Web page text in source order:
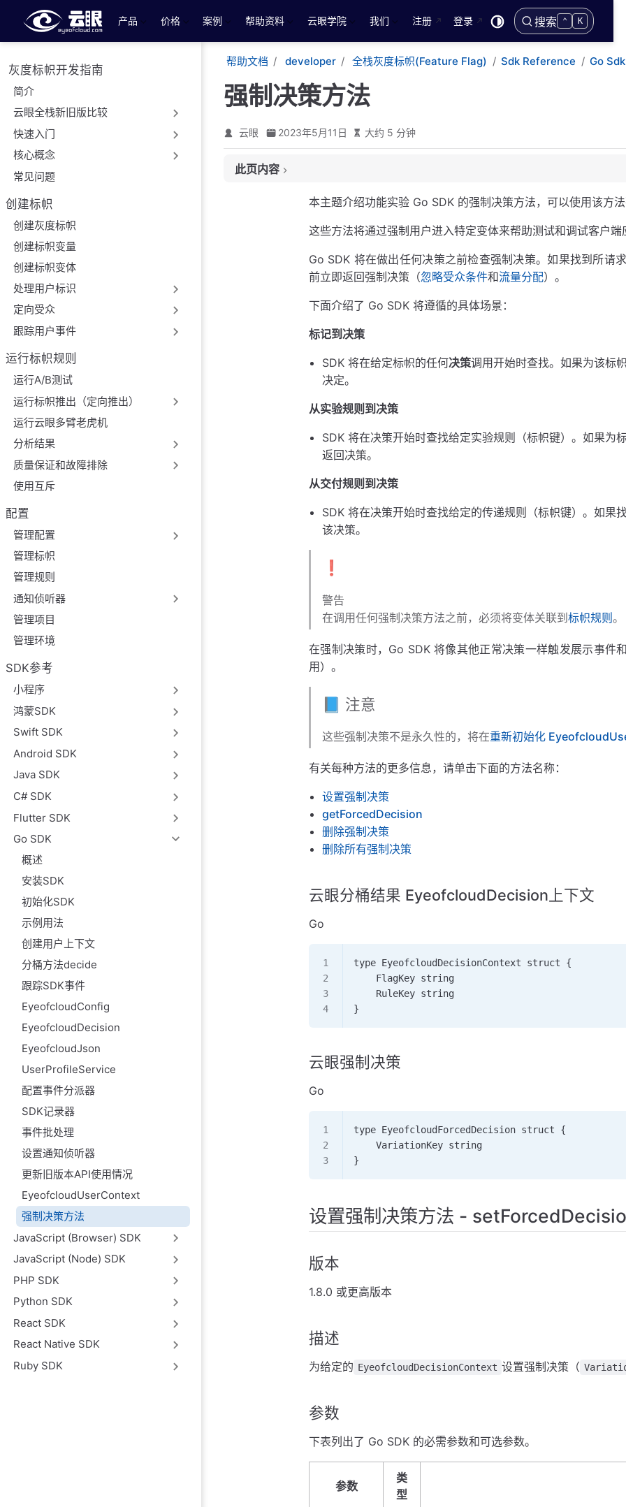
跳至主要內容
产品
价格 案例 帮助资料 云眼学院 我们 注册 登录 搜索 ⌃ K
灰度标帜开发指南
简介
云眼全栈新旧版比较
快速入门
核心概念
常见问题
创建标帜
创建灰度标帜
创建标帜变量
创建标帜变体
处理用户标识
定向受众
跟踪用户事件
运行标帜规则
运行A/B测试
运行标帜推出（定向推出）
运行云眼多臂老虎机
分析结果
质量保证和故障排除
使用互斥
配置
管理配置
管理标帜
管理规则
通知侦听器
管理项目
管理环境
SDK参考
小程序
鸿蒙SDK
Swift SDK
Android SDK
Java SDK
C# SDK
Flutter SDK
Go SDK
概述
安装SDK
初始化SDK
示例用法
创建用户上下文
分桶方法decide
跟踪SDK事件
EyeofcloudConfig
EyeofcloudDecision
EyeofcloudJson
UserProfileService
配置事件分派器
SDK记录器
事件批处理
设置通知侦听器
更新旧版本API使用情况
EyeofcloudUserContext
强制决策方法
JavaScript (Browser) SDK
JavaScript (Node) SDK
PHP SDK
Python SDK
React SDK
React Native SDK
Ruby SDK
帮助文档 developer 全栈灰度标帜(Feature Flag) Sdk Reference Go Sdk
强制决策方法
云眼 2023年5月11日 大约 5 分钟
此页内容
设置强制决策方法 - setForcedDecision（）
删除强制决策方法 - 删除强制决策（）
删除强制决策方法 - 删除强制决策（）
删除所有强制决策方法 - 删除所有强制决策（）
本主题介绍功能实验 Go SDK 的强制决策方法，可以使用该方
这些方法将通过强制用户进入特定变体来帮助测试和调试客户
Go SDK 将在做出任何决策之前检查强制决策。如果找到所请
前立即返回强制决策（忽略受众条件和流量分配）。
下面介绍了 Go SDK 将遵循的具体场景：
标记到决策
SDK 将在给定标帜的任何决策调用开始时查找。如果为该标
决定。
从实验规则到决策
SDK 将在决策开始时查找给定实验规则（标帜键）。如果为
返回决策。
从交付规则到决策
SDK 将在决策开始时查找给定的传递规则（标帜键）。如果
该决策。
❗️
警告
在调用任何强制决策方法之前，必须将变体关联到标帜规则。
在强制决策时，Go SDK 将像其他正常决策一样触发展示事件
用）。
📘 注意
这些强制决策不是永久性的，将在重新初始化
有关每种方法的更多信息，请单击下面的方法名称：
设置强制决策
getForcedDecision
删除强制决策
删除所有强制决策
云眼分桶结果 EyeofcloudDecision上下文
Go
type EyeofcloudDecisionContext struct {
    FlagKey string
    RuleKey string
}
云眼强制决策
Go
type EyeofcloudForcedDecision struct {
    VariationKey string
}
设置强制决策方法 -
版本
1.8.0 或更高版本
描述
为给定的 EyeofcloudDecisionContext 设置强制决策（
参数
下表列出了 Go SDK 的必需参数和可选参数。
参数
类
型